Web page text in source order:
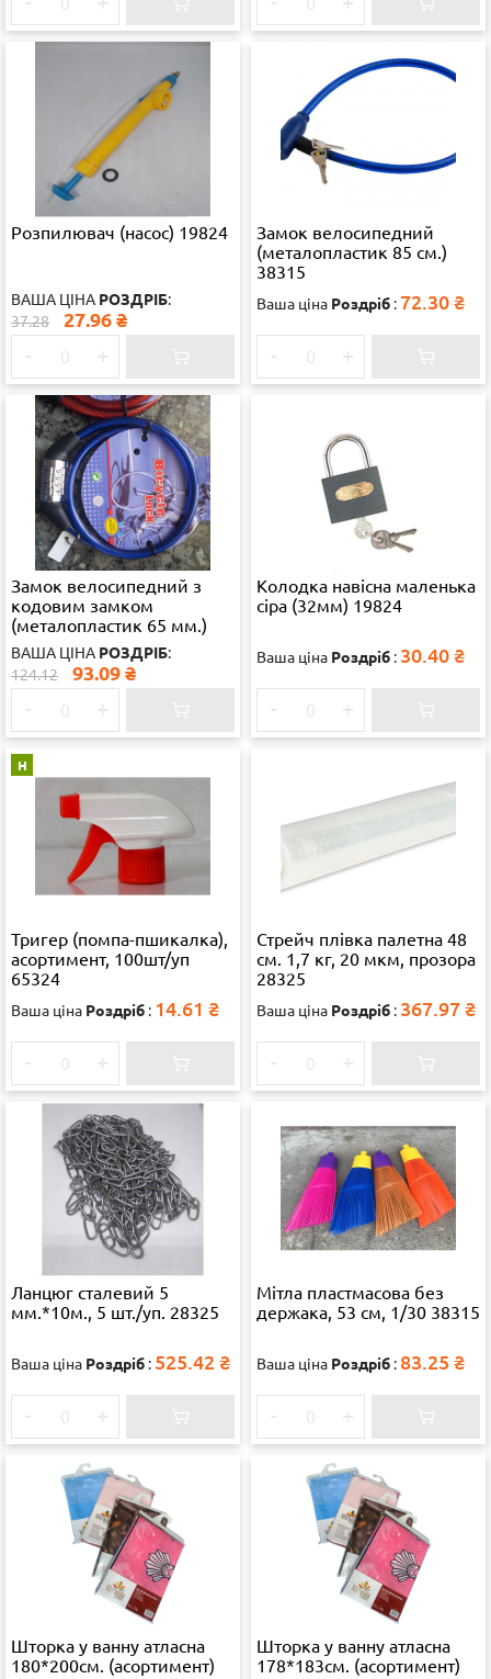
Розпилювач (насос) 19824
ВАША ЦІНА РОЗДРІБ:
37.28
27.96 ₴
Замок велосипедний
(металопластик 85 см.)
38315
Ваша ціна Роздріб : 72.30 ₴
Замок велосипедний з
кодовим замком
(металопластик 65 мм.)
38315
ВАША ЦІНА РОЗДРІБ:
124.12
93.09 ₴
Колодка навісна маленька
сіра (32мм) 19824
Ваша ціна Роздріб : 30.40 ₴
Н
Тригер (помпа-пшикалка),
асортимент, 100шт/уп
65324
Ваша ціна Роздріб : 14.61 ₴
Стрейч плівка палетна 48
см. 1,7 кг, 20 мкм, прозора
28325
Ваша ціна Роздріб : 367.97 ₴
Ланцюг сталевий 5
мм.*10м., 5 шт./уп. 28325
Ваша ціна Роздріб : 525.42 ₴
Мітла пластмасова без
держака, 53 см, 1/30 38315
Ваша ціна Роздріб : 83.25 ₴
Шторка у ванну атласна
180*200см. (асортимент)
Шторка у ванну атласна
178*183см. (асортимент)